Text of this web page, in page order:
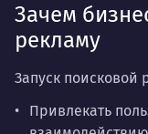
Зачем
рекламу
Запуск поисковой
Привлекать